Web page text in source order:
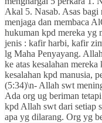
Akal 5. Nasab. Asas bagi
menjaga dan membaca
hukuman kpd mereka yg
jenis : kafir harbi, kafir
lg Maha Penyayang.
ke atas kesalahan
kesalahan kpd manusia,
(5:34)\n- Allah swt
Ada org ug beriman
kpd Allah swt dari setiap
apa yg dilarang. Org yg